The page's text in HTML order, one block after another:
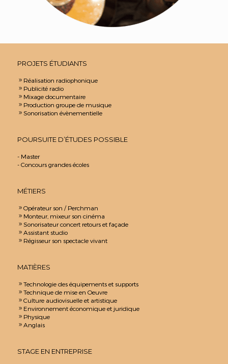
PROJETS ÉTUDIANTS
9 Réalisation radiophonique
9 Publicité radio
9 Mixage documentaire
9 Production groupe de musique
9 Sonorisation évènementielle
POURSUITE D’ÉTUDES POSSIBLE
- Master
- Concours grandes écoles
MÉTIERS
9 Opérateur son / Perchman
9 Monteur, mixeur son cinéma
9 Sonorisateur concert retours et façade
9 Assistant studio
9 Régisseur son spectacle vivant
MATIÈRES
9 Technologie des équipements et supports
9 Technique de mise en Oeuvre
9 Culture audiovisuelle et artistique
9 Environnement économique et juridique
9 Physique
9 Anglais
STAGE EN ENTREPRISE